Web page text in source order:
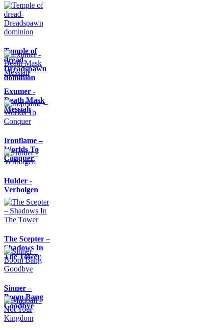
Temple of
dread-
Dreadspawn
dominion
Exumer -
Death Mask
Messiah
Ironflame –
Worlds To
Conquer
Hulder -
Verbolgen
The Scepter –
Shadows In
The Tower
Sinner –
Boom Bang
Goodbye